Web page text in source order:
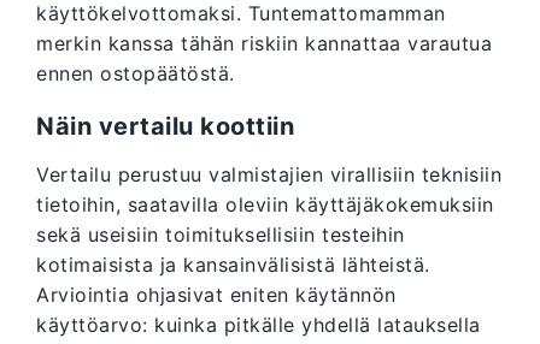
käyttökelvottomaksi. Tuntemattomamman
merkin kanssa tähän riskiin kannattaa varautua
ennen ostopäätöstä.
Näin vertailu koottiin
Vertailu perustuu valmistajien virallisiin teknisiin
tietoihin, saatavilla oleviin käyttäjäkokemuksiin
sekä useisiin toimituksellisiin testeihin
kotimaisista ja kansainvälisistä lähteistä.
Arviointia ohjasivat eniten käytännön
käyttöarvo: kuinka pitkälle yhdellä latauksella